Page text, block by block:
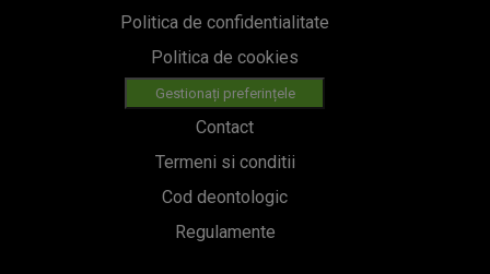
Politica de confidentialitate
Politica de cookies
Gestionați preferințele
Contact
Termeni si conditii
Cod deontologic
Regulamente